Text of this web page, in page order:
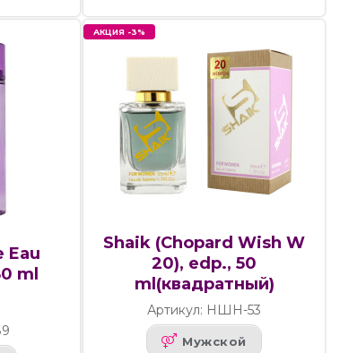
Eau
ml
АКЦИЯ -3%
Shaik (Chopard Wish W
20), edp., 50
ml(квадратный)
Артикул: НШН-53
Мужской